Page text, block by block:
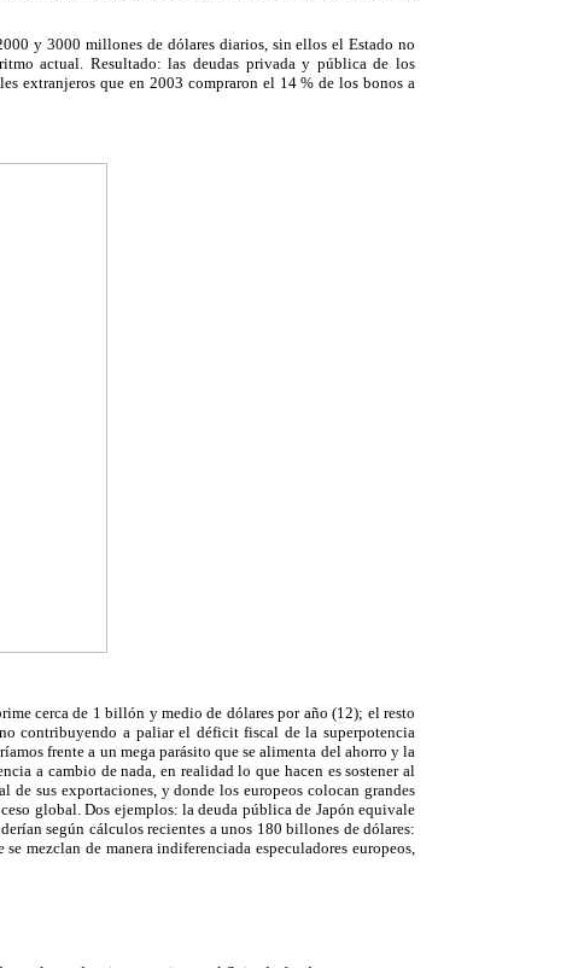
y 3000 millones de dólares diarios, sin ellos el Estado no
actual. Resultado: las deudas privada y pública de los
extranjeros que en 2003 compraron el 14 % de los bonos a
cerca de 1 billón y medio de dólares por año (12); el resto
contribuyendo a paliar el déficit fiscal de la superpotencia
frente a un mega parásito que se alimenta del ahorro y la
a cambio de nada, en realidad lo que hacen es sostener al
sus exportaciones, y donde los europeos colocan grandes
global. Dos ejemplos: la deuda pública de Japón equivale
según cálculos recientes a unos 180 billones de dólares:
mezclan de manera indiferenciada especuladores europeos,